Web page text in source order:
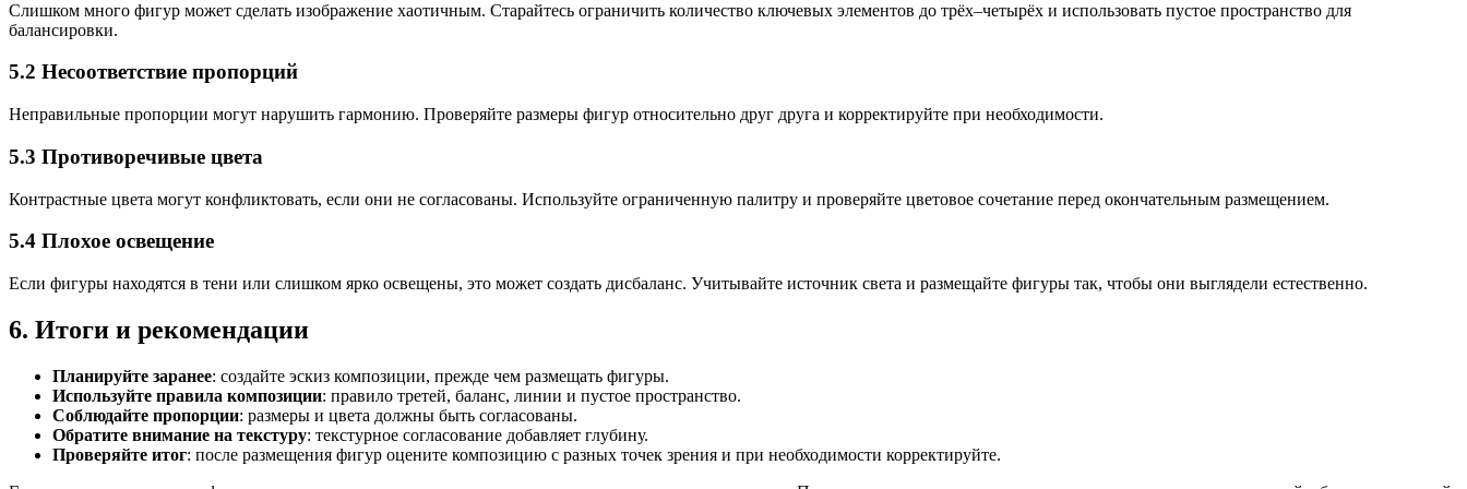
Слишком много фигур может сделать изображение хаотичным. Старайтесь ограничить количество ключевых элементов до трёх–четырёх и использовать пустое пространство для
балансировки.
5.2 Несоответствие пропорций
Неправильные пропорции могут нарушить гармонию. Проверяйте размеры фигур относительно друг друга и корректируйте при необходимости.
5.3 Противоречивые цвета
Контрастные цвета могут конфликтовать, если они не согласованы. Используйте ограниченную палитру и проверяйте цветовое сочетание перед окончательным размещением.
5.4 Плохое освещение
Если фигуры находятся в тени или слишком ярко освещены, это может создать дисбаланс. Учитывайте источник света и размещайте фигуры так, чтобы они выглядели естественно.
6. Итоги и рекомендации
Планируйте заранее: создайте эскиз композиции, прежде чем размещать фигуры.
Используйте правила композиции: правило третей, баланс, линии и пустое пространство.
Соблюдайте пропорции: размеры и цвета должны быть согласованы.
Обратите внимание на текстуру: текстурное согласование добавляет глубину.
Проверяйте итог: после размещения фигур оцените композицию с разных точек зрения и при необходимости корректируйте.